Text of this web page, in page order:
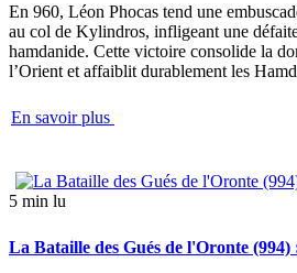
En 960, Léon Phocas tend une
au col de Kylindros, infligeant une défaite
hamdanide. Cette victoire consolide la
l’Orient et affaiblit durablement les
En savoir plus
5 min lu
La Bataille des Gués de l'Oronte